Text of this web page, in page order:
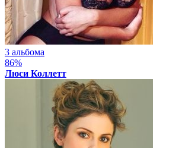
3 альбома
86%
Люси Коллетт